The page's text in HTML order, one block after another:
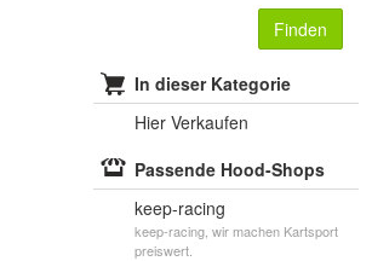
Finden
In dieser Kategorie
Hier Verkaufen
Passende Hood-Shops
keep-racing
keep-racing, wir machen Kartsport
preiswert.